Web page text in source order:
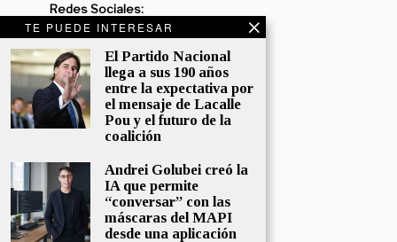
TE PUEDE INTERESAR
El Partido Nacional
llega a sus 190 años
entre la expectativa por
el mensaje de Lacalle
Pou y el futuro de la
coalición
Andrei Golubei creó la
IA que permite
“conversar” con las
máscaras del MAPI
desde una aplicación
Redes Sociales:
Diario:Facebook: /diariolaruy
@diariolar_uy
Departamento Comercial:
comercial@grupormultimedio.com
avisos@grupormultimedio.com
Administración:
administracion@grupormultimedio.com